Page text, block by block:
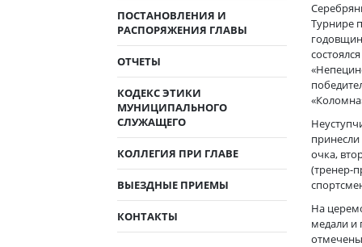
ПОСТАНОВЛЕНИЯ И
РАСПОРЯЖЕНИЯ ГЛАВЫ
ОТЧЕТЫ
КОДЕКС ЭТИКИ
МУНИЦИПАЛЬНОГО
СЛУЖАЩЕГО
КОЛЛЕГИЯ ПРИ ГЛАВЕ
ВЫЕЗДНЫЕ ПРИЕМЫ
КОНТАКТЫ
Турнире
очка,
(тренер-
На
медали